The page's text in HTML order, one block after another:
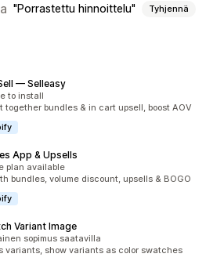
Porrastettu hinnoittelu Tyhjennä
— Selleasy
to install
together bundles & in cart upsell, boost AOV
App & Upsells
plan available
bundles, volume discount, upsells & BOGO
Variant Image
sopimus saatavilla
variants, show variants as color swatches